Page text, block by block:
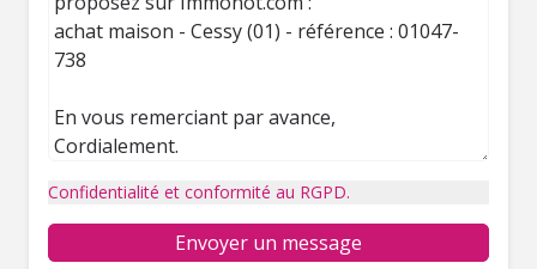
Confidentialité et conformité au RGPD.
Envoyer un message